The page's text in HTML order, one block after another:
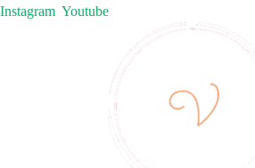
Instagram Youtube